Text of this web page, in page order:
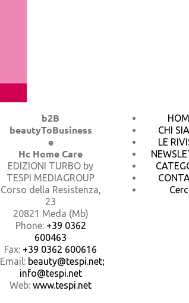
b2B
beautyToBusiness
e
Hc Home Care
EDIZIONI TURBO by
TESPI MEDIAGROUP
Corso della Resistenza,
23
20821 Meda (Mb)
Phone: +39 0362
600463
Fax: +39 0362 600616
Email: beauty@tespi.net;
info@tespi.net
Web: www.tespi.net
CHI
LE